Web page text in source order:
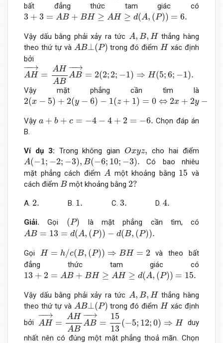
bất đẳng thức tam giác có
3 + 3 = AB + BH ≥ AH ≥ d(A, (P)) = 6.
3 +3 = +BH ≥ H≥d (A P ))=6.
Vậy dấu bằng phải xảy ra tức A, B, H
A, B,H
thẳng hàng
theo thứ tự và AB⊥(P)
AB⊥ (P) trong đó điểmH
H xác định
bởi
−
−→
AH =
AH
AB
−
−→
AB = 2(2;2; −1) ⇒ H(5; 6; −1).
AH → H AB B
Vậy mặt phẳng cần tìm là
2(x − 5) + 2(y − 6) − 1(z + 1) = 0 ⇔ 2x + 2y −
2(x )+2 ( y−6 (z 1)= 0 ⇔ 2x+ − z − 23 0 ⇔
Vậya + b + c = −4 − 4 + 2 = −6.
a +b + c= −4 2 6.
Chọn đáp án
B.
Ví dụ 3: Trong không gian Oxyz,
Ox cho hai điểm
A(−1; −2; −3), B(−6; 10; −3).
A(− 1; − B( 6;10;−3).
Có bao nhiêu
mặt phẳng cách điểmA
A một khoảng bằng 15
15 và
cách điểm B
B một khoảng bằng 2?
2?
A. 2.
2. B. 1.
1. C. 3.
3. D. 4.
4.
Giải.Gọi (P)
(P) là mặt phẳng cần tìm, có
AB = 13 = d(A, (P)) − d(B, (P)).
A B= =d ,( P) )− d(B,( P
Gọi H = h/c(B, (P)) ⇒ BH = 2
H= c B (P) ⇒BH 2
và theo bất
đẳng thức tam giác có
13 + 2 = AB + BH ≥ AH ≥ d(A, (P)) = 15.
13 +2 = +BH ≥ H≥d (A P ))=15.
Vậy dấu bằng phải xảy ra tức A, B, H
A, B,H
thẳng hàng
theo thứ tự và AB⊥(P)
AB⊥ (P) trong đó điểmH
H xác định
bởi
−
−→
AH =
AH
AB
−
−→
AB =
15
13
(−5; 12;0) ⇒ H
AH→ = H ABAB→= 15 13
duy
nhất nên có đúng một mặt phẳng thoả mãn. Chọn